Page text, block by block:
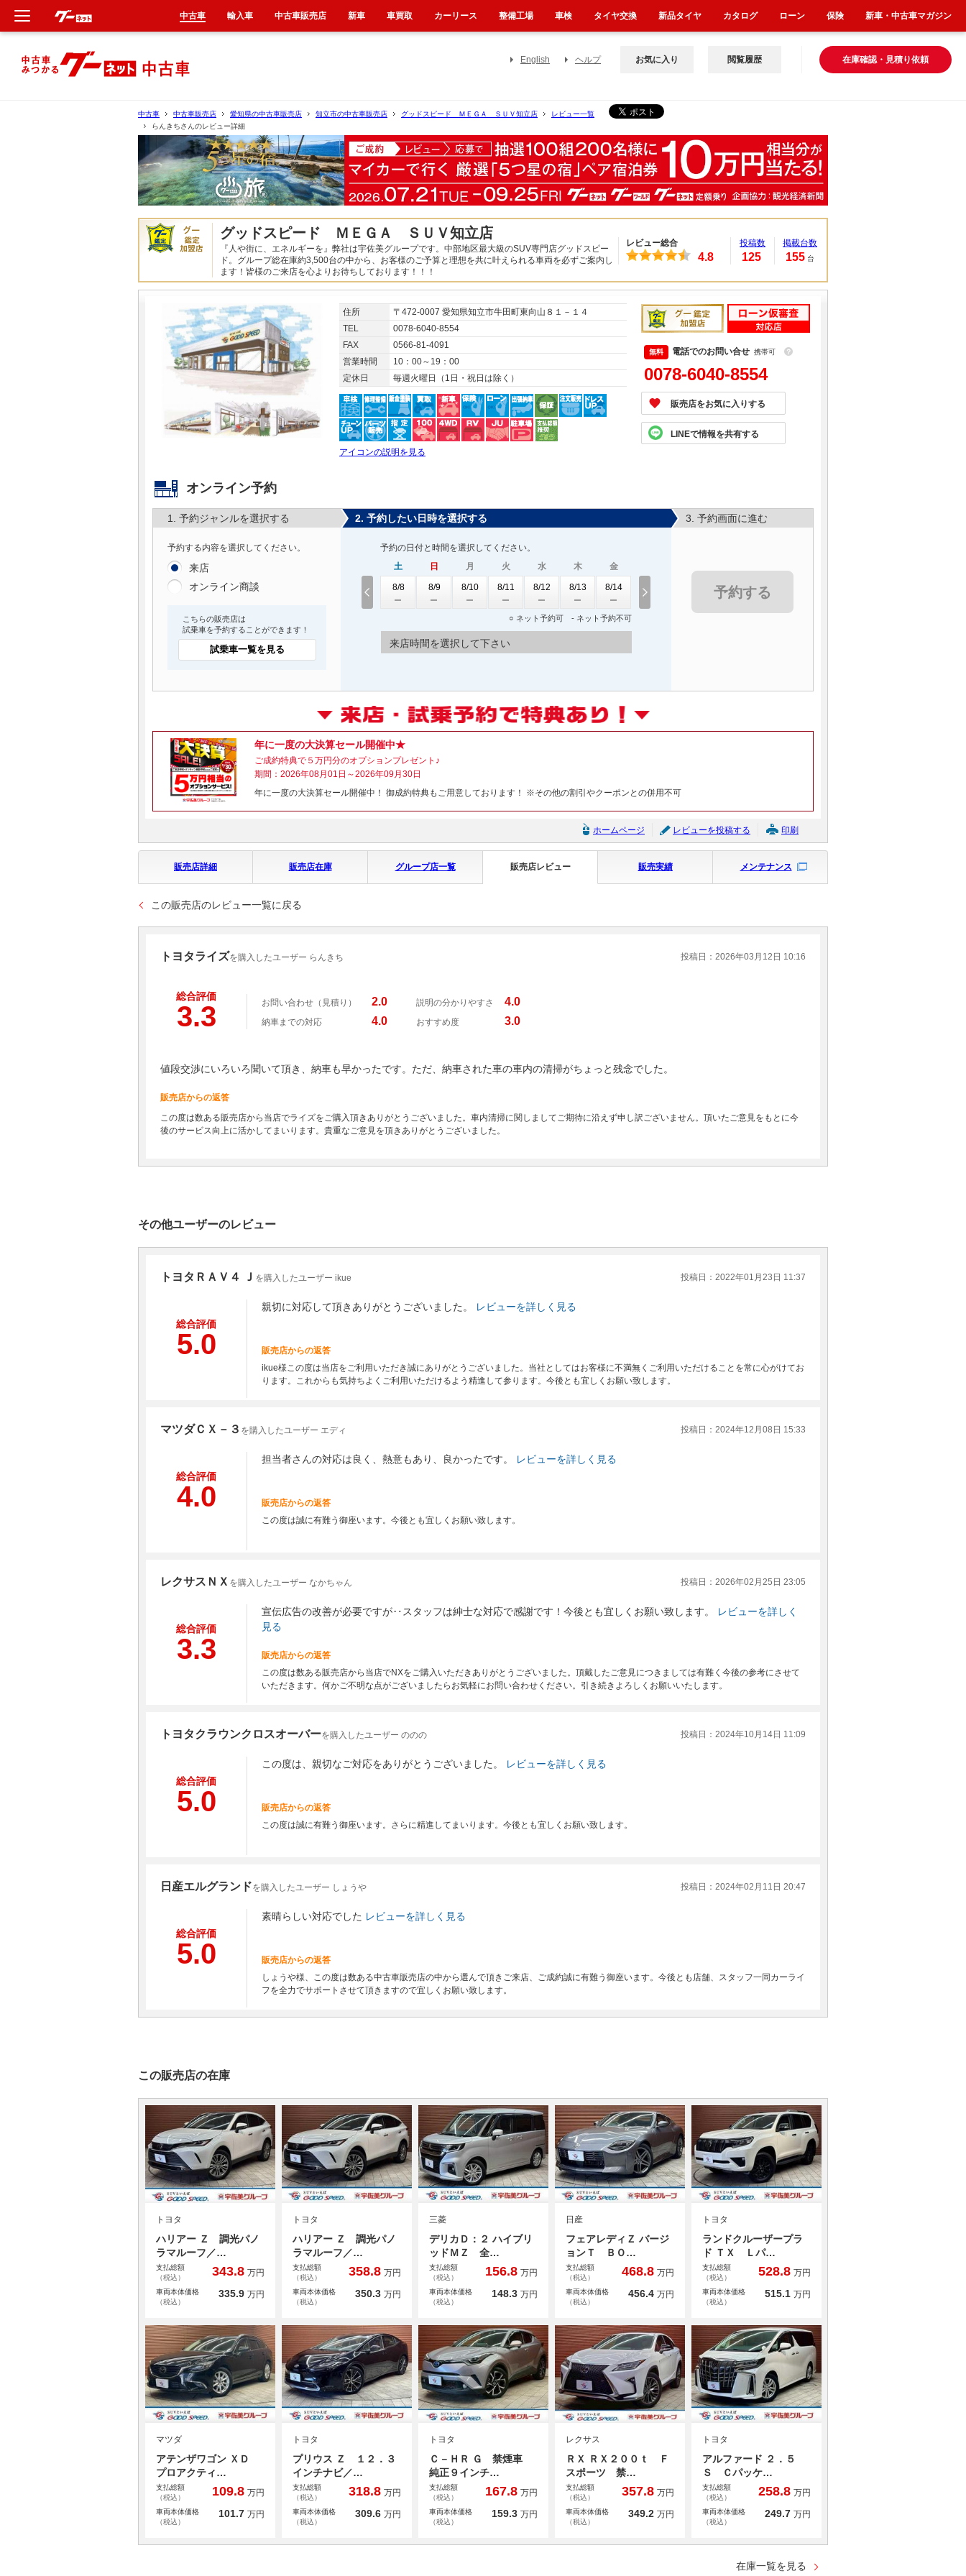
English ヘルプ 在庫確認・見積り依頼
お気に入り 閲覧履歴
中古車 中古車販売店 愛知県の中古車販売店 知立市の中古車販売店 グッドスピード ＭＥＧＡ ＳＵＶ知立店
レビュー一覧
らんきちさんのレビュー詳細
グッドスピード ＭＥＧＡ ＳＵＶ知立店
『人や街に、エネルギーを』弊社は宇佐美グループです。中部地区最大級のSUV専門店グッドスピー
ド。グループ総在庫約3,500台の中から、お客様のご予算と理想を共に叶えられる車両を必ずご案内し
ます！皆様のご来店を心よりお待ちしております！！！
レビュー総合
4.8
投稿数
125
掲載台数
155 台
住所
〒472-0007 愛知県知立市牛田町東向山８１－１４
TEL
0078-6040-8554
FAX
0566-81-4091
営業時間
10：00～19：00
定休日
毎週火曜日（1日・祝日は除く）
アイコンの説明を見る
電話でのお問い合せ 携帯可 ？
0078-6040-8554
販売店をお気に入りする
LINEで情報を共有する
オンライン予約
1. 予約ジャンルを選択する
予約する内容を選択してください。
来店
オンライン商談
こちらの販売店は
試乗車を予約することができます！
試乗車一覧を見る
2. 予約したい日時を選択する
予約の日付と時間を選択してください。
土
8/8
日
8/9
月
8/10
火
8/11
水
8/12
木
8/13
金
8/14
○ ネット予約可 - ネット予約不可
来店時間を選択して下さい
3. 予約画面に進む
予約する
年に一度の大決算セール開催中★
ご成約特典で５万円分のオプションプレゼント♪
期間：2026年08月01日～2026年09月30日
年に一度の大決算セール開催中！ 御成約特典もご用意しております！ ※その他の割引やクーポンとの併用不可
ホームページ レビューを投稿する 印刷
販売店詳細 販売店在庫 グループ店一覧 販売店レビュー 販売実績 メンテナンス
この販売店のレビュー一覧に戻る
トヨタライズを購入したユーザー らんきち 投稿日：2026年03月12日 10:16
総合評価
3.3 お問い合わせ（見積り） 2.0 説明の分かりやすさ 4.0
納車までの対応 4.0 おすすめ度 3.0
値段交渉にいろいろ聞いて頂き、納車も早かったです。ただ、納車された車の車内の清掃がちょっと残念でした。
販売店からの返答
この度は数ある販売店から当店でライズをご購入頂きありがとうございました。車内清掃に関しましてご期待に沿えず申し訳ございません。頂いたご意見をもとに今
後のサービス向上に活かしてまいります。貴重なご意見を頂きありがとうございました。
その他ユーザーのレビュー
トヨタＲＡＶ４ Ｊ を購入したユーザー ikue 投稿日：2022年01月23日 11:37
総合評価
5.0
親切に対応して頂きありがとうございました。 レビューを詳しく見る
販売店からの返答
ikue様この度は当店をご利用いただき誠にありがとうございました。当社としてはお客様に不満無くご利用いただけることを常に心がけてお
ります。これからも気持ちよくご利用いただけるよう精進して参ります。今後とも宜しくお願い致します。
マツダＣＸ－３ を購入したユーザー エディ 投稿日：2024年12月08日 15:33
総合評価
4.0
担当者さんの対応は良く、熱意もあり、良かったです。 レビューを詳しく見る
販売店からの返答
この度は誠に有難う御座います。今後とも宜しくお願い致します。
レクサスＮＸ を購入したユーザー なかちゃん 投稿日：2026年02月25日 23:05
総合評価
3.3
宣伝広告の改善が必要ですが‥スタッフは紳士な対応で感謝です！今後とも宜しくお願い致します。
レビューを詳しく
見る
販売店からの返答
この度は数ある販売店から当店でNXをご購入いただきありがとうございました。頂戴したご意見につきましては有難く今後の参考にさせて
いただきます。何かご不明な点がございましたらお気軽にお問い合わせください。引き続きよろしくお願いいたします。
トヨタクラウンクロスオーバーを購入したユーザー ののの 投稿日：2024年10月14日 11:09
総合評価
5.0
この度は、親切なご対応をありがとうございました。 レビューを詳しく見る
販売店からの返答
この度は誠に有難う御座います。さらに精進してまいります。今後とも宜しくお願い致します。
日産エルグランドを購入したユーザー しょうや 投稿日：2024年02月11日 20:47
総合評価
5.0
素晴らしい対応でした レビューを詳しく見る
販売店からの返答
しょうや様、この度は数ある中古車販売店の中から選んで頂きご来店、ご成約誠に有難う御座います。今後とも店舗、スタッフ一同カーライ
フを全力でサポートさせて頂きますので宜しくお願い致します。
この販売店の在庫
トヨタ
ハリアー Ｚ 調光パノ
ラマルーフ／…
支払総額
（税込）
343.8 万円
車両本体価格
（税込）
335.9 万円
トヨタ
ハリアー Ｚ 調光パノ
ラマルーフ／…
支払総額
（税込）
358.8 万円
車両本体価格
（税込）
350.3 万円
三菱
デリカＤ：２ ハイブリ
ッドＭＺ 全…
支払総額
（税込）
156.8 万円
車両本体価格
（税込）
148.3 万円
日産
フェアレディＺ バージ
ョンＴ ＢＯ…
支払総額
（税込）
468.8 万円
車両本体価格
（税込）
456.4 万円
トヨタ
ランドクルーザープラ
ド ＴＸ Ｌパ…
支払総額
（税込）
528.8 万円
車両本体価格
（税込）
515.1 万円
マツダ
アテンザワゴン ＸＤ
プロアクティ…
支払総額
（税込）
109.8 万円
車両本体価格
（税込）
101.7 万円
トヨタ
プリウス Ｚ １２．３
インチナビ／…
支払総額
（税込）
318.8 万円
車両本体価格
（税込）
309.6 万円
トヨタ
Ｃ－ＨＲ Ｇ 禁煙車
純正９インチ…
支払総額
（税込）
167.8 万円
車両本体価格
（税込）
159.3 万円
レクサス
ＲＸ ＲＸ２００ｔ Ｆ
スポーツ 禁…
支払総額
（税込）
357.8 万円
車両本体価格
（税込）
349.2 万円
トヨタ
アルファード ２．５
Ｓ Ｃパッケ…
支払総額
（税込）
258.8 万円
車両本体価格
（税込）
249.7 万円
在庫一覧を見る
中古車 輸入車 中古車販売店 新車 車買取 カーリース 整備工場 車検 タイヤ交換 新品タイヤ カタログ ローン 保険 新車・中古車マガジン
新車